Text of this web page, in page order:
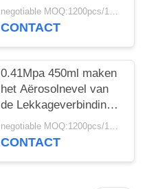
Nevel van het het
Dichtingsproductaërosol
negotiable MOQ:1200pcs/100ctns voor elke kleur
CONTACT
0.41Mpa 450ml maken
het Aërosolnevel van
de Lekkageverbinding
voor ABS waterdicht negotiable MOQ:1200pcs/100ctns voor elke kleur
CONTACT